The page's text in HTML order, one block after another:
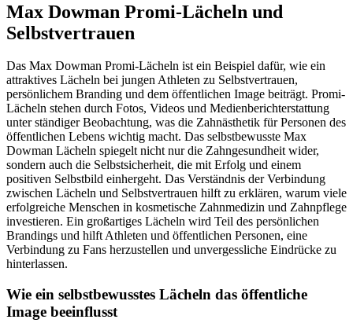
Max Dowman Promi-Lächeln und
Selbstvertrauen
Das Max Dowman Promi-Lächeln ist ein Beispiel dafür, wie ein
attraktives Lächeln bei jungen Athleten zu Selbstvertrauen,
persönlichem Branding und dem öffentlichen Image beiträgt. Promi-
Lächeln stehen durch Fotos, Videos und Medienberichterstattung
unter ständiger Beobachtung, was die Zahnästhetik für Personen des
öffentlichen Lebens wichtig macht. Das selbstbewusste Max
Dowman Lächeln spiegelt nicht nur die Zahngesundheit wider,
sondern auch die Selbstsicherheit, die mit Erfolg und einem
positiven Selbstbild einhergeht. Das Verständnis der Verbindung
zwischen Lächeln und Selbstvertrauen hilft zu erklären, warum viele
erfolgreiche Menschen in kosmetische Zahnmedizin und Zahnpflege
investieren. Ein großartiges Lächeln wird Teil des persönlichen
Brandings und hilft Athleten und öffentlichen Personen, eine
Verbindung zu Fans herzustellen und unvergessliche Eindrücke zu
hinterlassen.
Wie ein selbstbewusstes Lächeln das öffentliche
Image beeinflusst